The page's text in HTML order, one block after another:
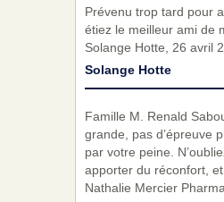
Prévenu trop tard pour
étiez le meilleur ami de
Solange Hotte, 26 avril
Solange Hotte
Famille M. Renald
grande, pas d’épreuve
par votre peine.
apporter du réconfort,
Nathalie Mercier